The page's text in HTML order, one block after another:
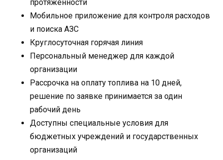
протяженности
Мобильное приложение для контроля расходов
и поиска АЗС
Круглосуточная горячая линия
Персональный менеджер для каждой
организации
Рассрочка на оплату топлива на 10 дней,
решение по заявке принимается за один
рабочий день
Доступны специальные условия для
бюджетных учреждений и государственных
организаций